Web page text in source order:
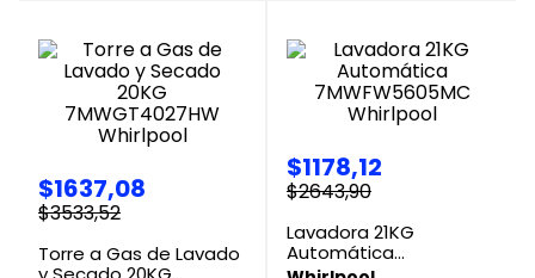
$1637,08
$3533,52
Torre a Gas de Lavado
$1178,12
$2643,90
Lavadora 21KG
Automática
7MWFW5605MC